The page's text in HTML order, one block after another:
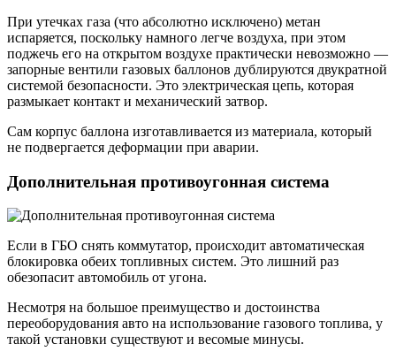
При утечках газа (что абсолютно исключено) метан
испаряется, поскольку намного легче воздуха, при этом
поджечь его на открытом воздухе практически невозможно —
запорные вентили газовых баллонов дублируются двукратной
системой безопасности. Это электрическая цепь, которая
размыкает контакт и механический затвор.
Сам корпус баллона изготавливается из материала, который
не подвергается деформации при аварии.
Дополнительная противоугонная система
Если в ГБО снять коммутатор, происходит автоматическая
блокировка обеих топливных систем. Это лишний раз
обезопасит автомобиль от угона.
Несмотря на большое преимущество и достоинства
переоборудования авто на использование газового топлива, у
такой установки существуют и весомые минусы.